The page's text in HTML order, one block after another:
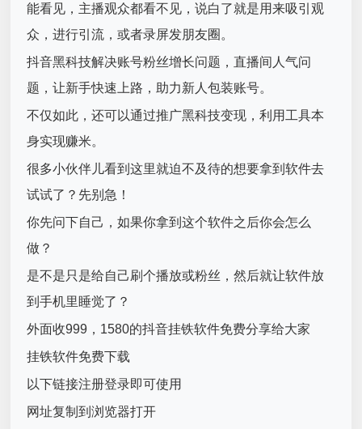
能看见，主播观众都看不见，说白了就是用来吸引观
众，进行引流，或者录屏发朋友圈。
抖音黑科技解决账号粉丝增长问题，直播间人气问
题，让新手快速上路，助力新人包装账号。
不仅如此，还可以通过推广黑科技变现，利用工具本
身实现赚米。
很多小伙伴儿看到这里就迫不及待的想要拿到软件去
试试了？先别急！
你先问下自己，如果你拿到这个软件之后你会怎么
做？
是不是只是给自己刷个播放或粉丝，然后就让软件放
到手机里睡觉了？
外面收999，1580的抖音挂铁软件免费分享给大家
挂铁软件免费下载
以下链接注册登录即可使用
网址复制到浏览器打开